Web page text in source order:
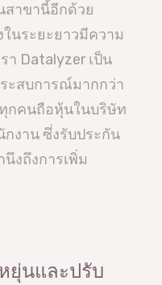
สาขานี้อีกด้วย
ในระยะยาวมีความ
า Datalyzer เป็น
ะสบการณ์มากกว่า
กคนถือหุ้นในบริษัท
งาน ซึ่งรับประกัน
งถึงการเพิ่ม
ยุ่นและปรับ